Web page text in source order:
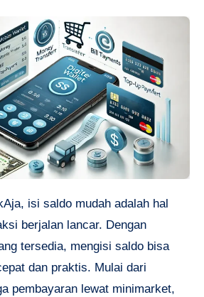
berjalan lancar. Dengan
tersedia, mengisi saldo bisa
dan praktis. Mulai dari
pembayaran lewat minimarket,